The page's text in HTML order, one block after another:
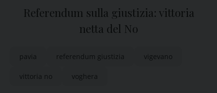
Referendum sulla giustizia: vittoria
netta del No
pavia referendum giustizia vigevano
vittoria no voghera